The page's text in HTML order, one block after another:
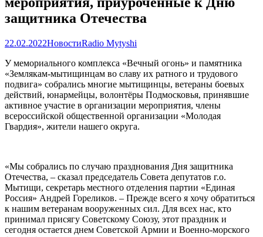
защитника Отечества
22.02.2022НовостиRadio Mytyshi
У мемориального комплекса «Вечный огонь» и памятника
«Землякам-мытищинцам во славу их ратного и трудового
подвига» собрались многие мытищинцы, ветераны боевых
действий, юнармейцы, волонтёры Подмосковья, принявшие
активное участие в организации мероприятия, члены
всероссийской общественной организации «Молодая
Гвардия», жители нашего округа.
«Мы собрались по случаю празднования Дня защитника
Отечества, – сказал председатель Совета депутатов г.о.
Мытищи, секретарь местного отделения партии «Единая
Россия» Андрей Гореликов. – Прежде всего я хочу обратиться
к нашим ветеранам вооруженных сил. Для всех нас, кто
принимал присягу Советскому Союзу, этот праздник и
сегодня остается днем Советской Армии и Военно-морского